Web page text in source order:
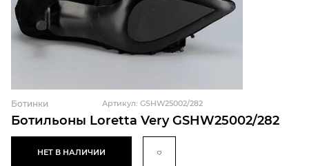
Ботильоны Loretta Very GSHW25002/282
Ботинки Артикул: GSHW25002/282
НЕТ В НАЛИЧИИ